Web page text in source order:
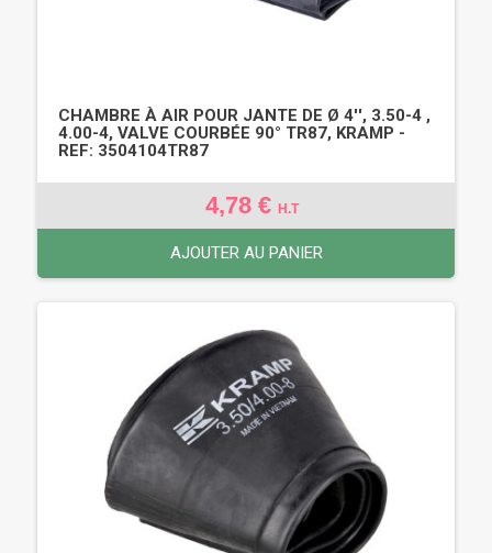
CHAMBRE À AIR POUR JANTE DE Ø 4'', 3.50-4 ,
4.00-4, VALVE COURBÉE 90° TR87, KRAMP -
REF: 3504104TR87
4,78 € H.T
AJOUTER AU PANIER